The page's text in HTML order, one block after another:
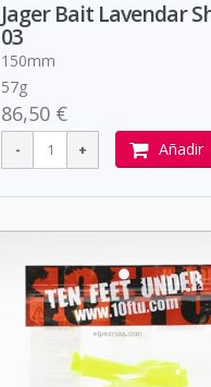
Jager Bait Lavendar
03
150mm
57g
86,50 €
Añadir